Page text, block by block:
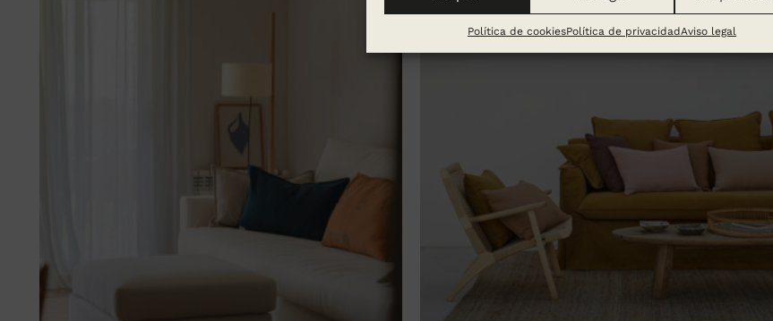
Política de cookiesPolítica de privacidadAviso legal